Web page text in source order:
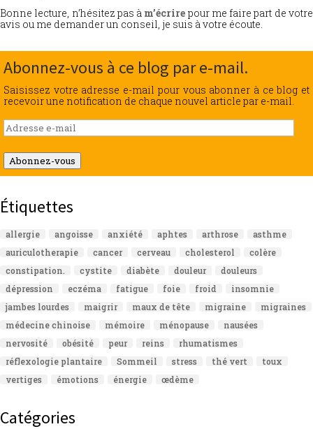
Bonne lecture, n’hésitez pas à m’écrire pour me faire part de votre
avis ou me demander un conseil, je suis à votre écoute.
Abonnez-vous à ce blog par e-mail.
Saisissez votre adresse e-mail pour vous abonner à ce blog et
recevoir une notification de chaque nouvel article par e-mail.
Adresse
e-
mail
Abonnez-vous
Étiquettes
allergie angoisse anxiété aphtes arthrose
asthme
auriculotherapie
cancer cerveau cholesterol
colère
constipation.
cystite diabète douleur
douleurs
dépression
eczéma fatigue foie froid
insomnie
jambes lourdes
maigrir maux de tête migraine
migraines
médecine chinoise
mémoire ménopause
nausées
nervosité
obésité peur reins
rhumatismes
réflexologie plantaire
Sommeil stress thé vert
toux
vertiges
émotions énergie œdème
Catégories